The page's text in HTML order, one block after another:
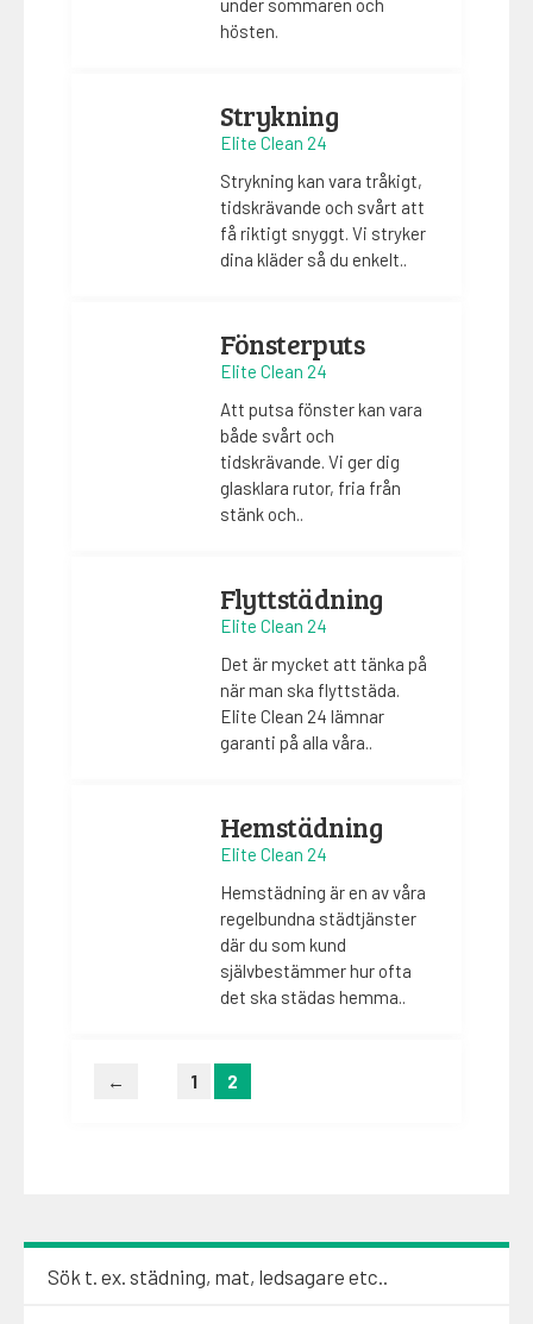
under sommaren och
hösten.
Strykning
Elite Clean 24
Strykning kan vara tråkigt,
tidskrävande och svårt att
få riktigt snyggt. Vi stryker
dina kläder så du enkelt..
Fönsterputs
Elite Clean 24
Att putsa fönster kan vara
både svårt och
tidskrävande. Vi ger dig
glasklara rutor, fria från
stänk och..
Flyttstädning
Elite Clean 24
Det är mycket att tänka på
när man ska flyttstäda.
Elite Clean 24 lämnar
garanti på alla våra..
Hemstädning
Elite Clean 24
Hemstädning är en av våra
regelbundna städtjänster
där du som kund
självbestämmer hur ofta
det ska städas hemma..
Sidnumrering
för← 1 2